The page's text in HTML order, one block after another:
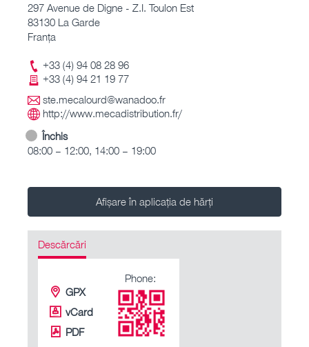
297 Avenue de Digne - Z.I. Toulon Est
83130 La Garde
Franţa
+33 (4) 94 08 28 96
+33 (4) 94 21 19 77
ste.mecalourd@wanadoo.fr
http://www.mecadistribution.fr/
Închis
08:00 – 12:00, 14:00 – 19:00
Afișare în aplicația de hărți
Descărcări
GPX
vCard
PDF
Phone: